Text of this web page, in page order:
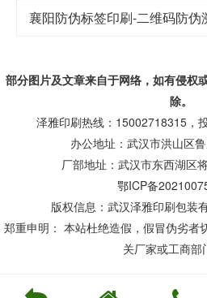
部分图片及文章来自于网络，如有侵权
除。
泽雅印刷热线：15002718315，
办公地址：武汉市洪山区
厂部地址：武汉市东西湖区
鄂ICP备
版权信息：武汉泽雅印刷包装
郑重申明： 本站杜绝造假，假冒伪劣者
关厂家或工商部